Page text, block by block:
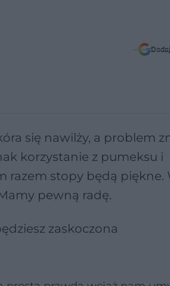
się nawilży, a problem
korzystanie z pumeksu i
razem stopy będą piękne.
pewną radę.